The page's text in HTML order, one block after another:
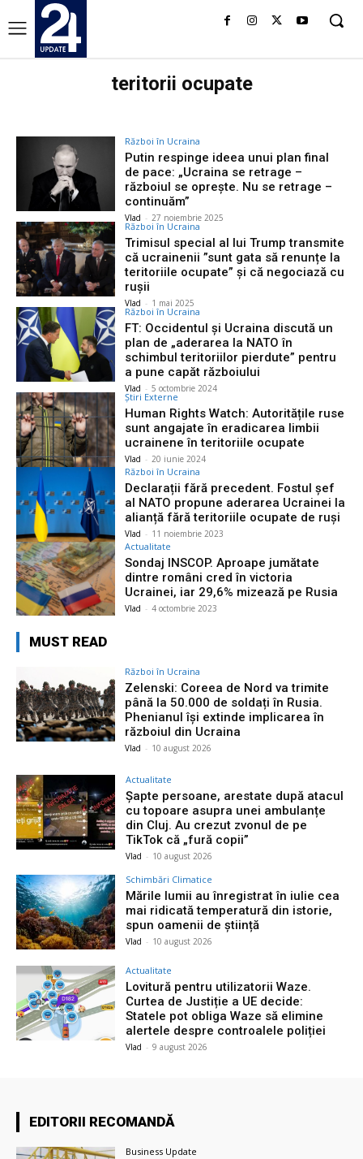
teritorii ocupate
Război în Ucraina
Putin respinge ideea unui plan final
de pace: „Ucraina se retrage –
războiul se oprește. Nu se retrage –
continuăm”
Vlad - 27 noiembrie 2025
Război în Ucraina
Trimisul special al lui Trump transmite
că ucrainenii ”sunt gata să renunțe la
teritoriile ocupate” și că negociază cu
rușii
Vlad - 1 mai 2025
Război în Ucraina
FT: Occidentul și Ucraina discută un
plan de „aderarea la NATO în
schimbul teritoriilor pierdute” pentru
a pune capăt războiului
Vlad - 5 octombrie 2024
Știri Externe
Human Rights Watch: Autoritățile ruse
sunt angajate în eradicarea limbii
ucrainene în teritoriile ocupate
Vlad - 20 iunie 2024
Război în Ucraina
Declarații fără precedent. Fostul şef
al NATO propune aderarea Ucrainei la
alianță fără teritoriile ocupate de ruși
Vlad - 11 noiembrie 2023
Actualitate
Sondaj INSCOP. Aproape jumătate
dintre români cred în victoria
Ucrainei, iar 29,6% mizează pe Rusia
Vlad - 4 octombrie 2023
MUST READ
Război în Ucraina
Zelenski: Coreea de Nord va trimite
până la 50.000 de soldați în Rusia.
Phenianul își extinde implicarea în
războiul din Ucraina
Vlad - 10 august 2026
Actualitate
Șapte persoane, arestate după atacul
cu topoare asupra unei ambulanțe
din Cluj. Au crezut zvonul de pe
TikTok că „fură copii”
Vlad - 10 august 2026
Schimbări Climatice
Mările lumii au înregistrat în iulie cea
mai ridicată temperatură din istorie,
spun oamenii de știință
Vlad - 10 august 2026
Actualitate
Lovitură pentru utilizatorii Waze.
Curtea de Justiție a UE decide:
Statele pot obliga Waze să elimine
alertele despre controalele poliției
Vlad - 9 august 2026
EDITORII RECOMANDĂ
Business Update